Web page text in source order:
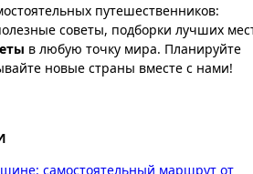
путешественников:
советы, подборки лучших
в любую точку мира. Планируйте
новые страны вместе с нами!
самостоятельный маршрут от